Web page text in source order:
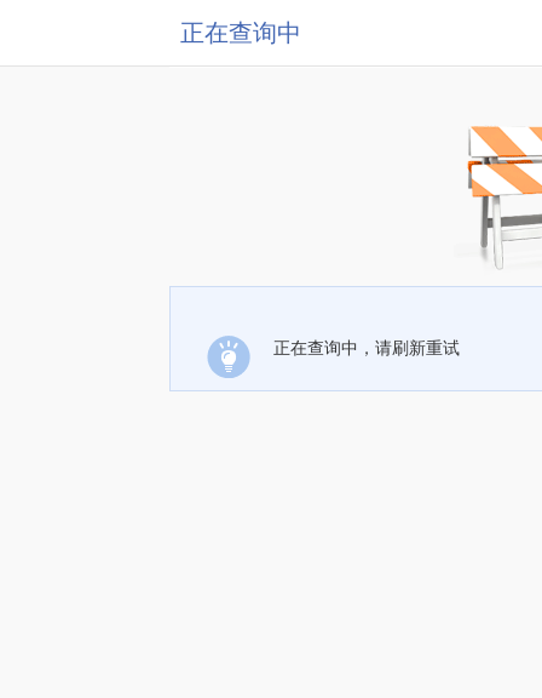
正在查询中
正在查询中，请刷新重试